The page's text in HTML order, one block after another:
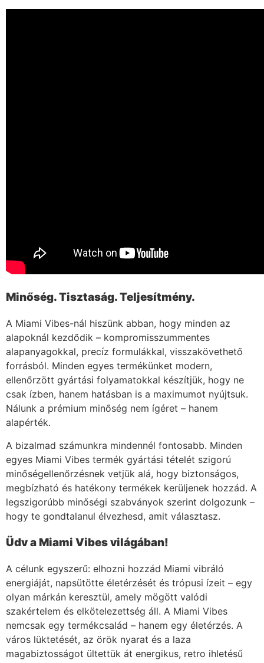
Minőség. Tisztaság. Teljesítmény.
A Miami Vibes-nál hiszünk abban, hogy minden az
alapoknál kezdődik – kompromisszummentes
alapanyagokkal, precíz formulákkal, visszakövethető
forrásból. Minden egyes termékünket modern,
ellenőrzött gyártási folyamatokkal készítjük, hogy ne
csak ízben, hanem hatásban is a maximumot nyújtsuk.
Nálunk a prémium minőség nem ígéret – hanem
alapérték.
A bizalmad számunkra mindennél fontosabb. Minden
egyes Miami Vibes termék gyártási tételét szigorú
minőségellenőrzésnek vetjük alá, hogy biztonságos,
megbízható és hatékony termékek kerüljenek hozzád. A
legszigorúbb minőségi szabványok szerint dolgozunk –
hogy te gondtalanul élvezhesd, amit választasz.
Üdv a Miami Vibes világában!
A célunk egyszerű: elhozni hozzád Miami vibráló
energiáját, napsütötte életérzését és trópusi ízeit – egy
olyan márkán keresztül, amely mögött valódi
szakértelem és elkötelezettség áll. A Miami Vibes
nemcsak egy termékcsalád – hanem egy életérzés. A
város lüktetését, az örök nyarat és a laza
magabiztosságot ültettük át energikus, retro ihletésű